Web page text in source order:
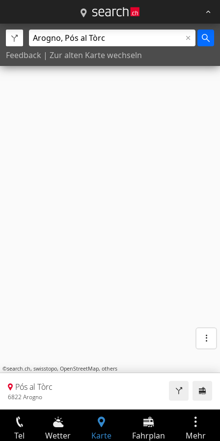
Feedback | Zur alten Karte wechseln
©search.ch, swisstopo, OpenStreetMap, others
Pós al Tòrc
6822 Arogno
Tel Wetter Karte Fahrplan Mehr